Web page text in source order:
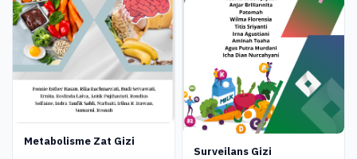
Metabolisme Zat Gizi
Surveilans Gizi